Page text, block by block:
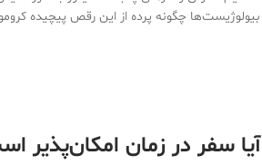
بیولوژیست‌ها چگونه پرده از این رقص پیچیده
آیا سفر در زمان امکان‌پذیر